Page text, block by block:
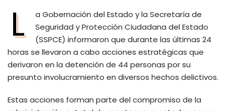
L
a Gobernación del Estado y la Secretaría de
Seguridad y Protección Ciudadana del Estado
(SSPCE) informaron que durante las últimas 24
horas se llevaron a cabo acciones estratégicas que
derivaron en la detención de 44 personas por su
presunto involucramiento en diversos hechos delictivos.
Estas acciones forman parte del compromiso de la